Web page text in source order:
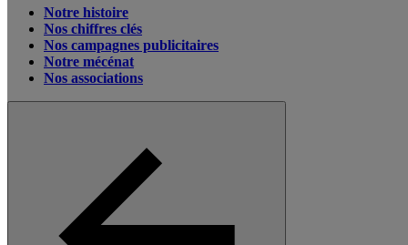
Notre histoire
Nos chiffres clés
Nos campagnes publicitaires
Notre mécénat
Nos associations